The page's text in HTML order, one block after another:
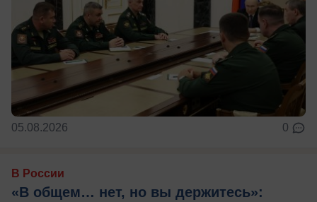
05.08.2026 0
В России
«В общем… нет, но вы держитесь»: